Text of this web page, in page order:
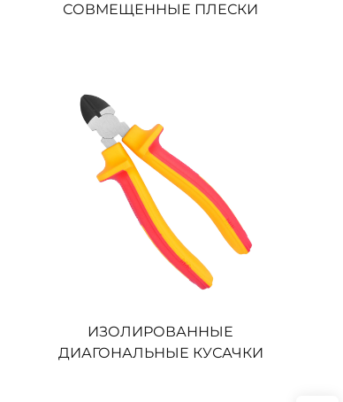
СОВМЕЩЕННЫЕ ПЛЕСКИ
ИЗОЛИРОВАННЫЕ
ДИАГОНАЛЬНЫЕ КУСАЧКИ